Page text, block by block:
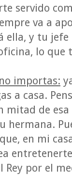
servido
va a
ella, y tu
lo que
importas:
a casa.
mitad de
hermana.
en mi
por el